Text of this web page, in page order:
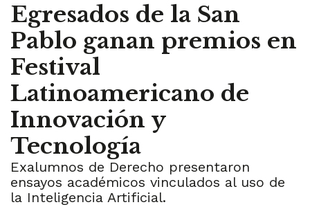
Egresados de la San
Pablo ganan premios en
Festival
Latinoamericano de
Innovación y
Tecnología
Exalumnos de Derecho presentaron
ensayos académicos vinculados al uso de
la Inteligencia Artificial.